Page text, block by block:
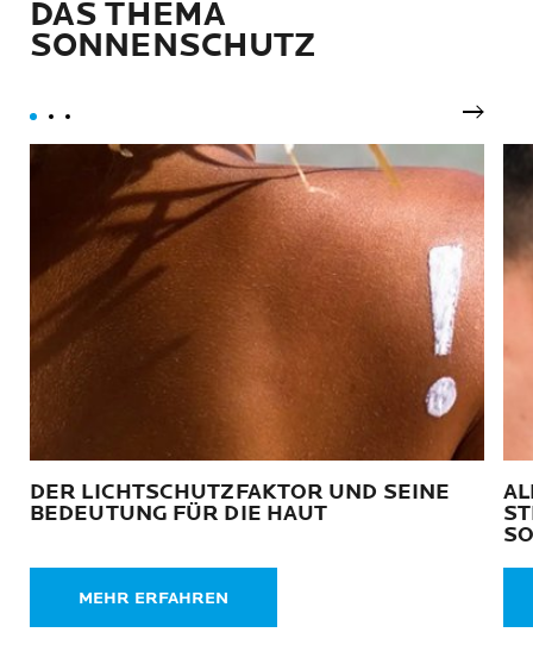
DAS THEMA
SONNENSCHUTZ
DER LICHTSCHUTZFAKTOR UND SEINE
BEDEUTUNG FÜR DIE HAUT
MEHR ERFAHREN